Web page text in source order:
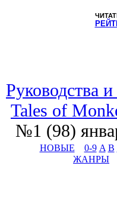
Руководства
Tales of
№1 (98)
НОВЫЕ 0-9 A B
ЖАНРЫ